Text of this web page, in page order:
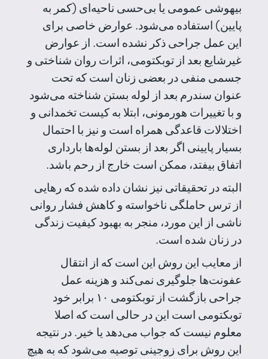
بیهوشی عمومی یا بی‌حسی ناحیه‌ای (کمر به
پایین) استفاده می‌شود. عوارض خاصی برای
این عمل جراحی ذکر نشده است. از عوارض
غیرشایع بعد از توبکتومی، اثرات روان شناختی و
جسمی منفی در بعضی زنان است که تحت
عنوان سندرم بعد از لوله بستن شناخته می‌شود
و با تغییرات هورمونی، ابتلا به کیست تخمدانی و
اختلالات قاعدگی همراه است و نیز با احتمال
بسیار پایینی اگر بعد از بستن لوله‌ها بارداری
اتفاق بیفتد، ممکن است خارج از رحم باشد.
البته در تحقیقاتی نیز نشان داده شده که رهایی
از ترس حاملگی ناخواسته و کاهش فشار روانی
ناشی از این مورد، منجر به بهبود کیفیت زندگی
در زنان شده است.
از معایب این روش این است که از انتقال
عفونت‌ها جلوگیری نمی‌کند و هزینه عمل
جراحی بازگشت از توبکتومی ۱۰ برابر خود
توبکتومی است این در حالی است که اصلا
معلوم نیست که جواب می‌دهد یا خیر. در نتیجه
این روش برای زوجینی توصیه می‌شود که به هیچ